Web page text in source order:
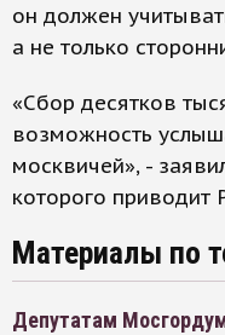
он должен
а не только
«Сбор десятков
возможность
москвичей», -
которого приводит
Материалы по
Депутатам